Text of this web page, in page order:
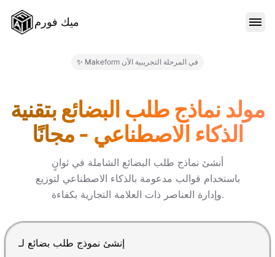
ميك فورم
المدونة
الأسعار
تسجيل الدخول
✨ Makeform في المرحلة التجريبية الآن
مولد نماذج طلب البضائع بتقنية
الذكاء الاصطناعي - مجانًا
أنشئ نماذج طلب البضائع الشاملة في ثوانٍ
باستخدام قوالب مدعومة بالذكاء الاصطناعي لتوزيع
وإدارة العناصر ذات العلامة التجارية بكفاءة.